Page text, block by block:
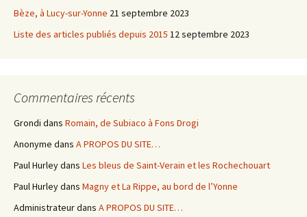
Bèze, à Lucy-sur-Yonne 21 septembre 2023
Liste des articles publiés depuis 2015 12 septembre 2023
Commentaires récents
Grondi dans Romain, de Subiaco à Fons Drogi
Anonyme dans A PROPOS DU SITE…
Paul Hurleydans Les bleus de Saint-Verain et les Rochechouart
Paul Hurleydans Magny et La Rippe, au bord de l’Yonne
Administrateurdans A PROPOS DU SITE…